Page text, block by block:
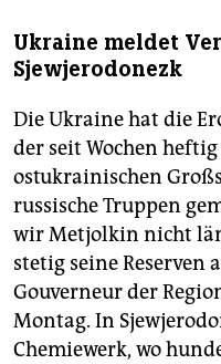
Ukraine meldet
Sjewjerodonezk
Die Ukraine hat die
der seit Wochen
ostukrainischen
russische Truppen
wir Metjolkin nicht
stetig seine Reserven
Gouverneur der
Montag. In
Chemiewerk, wo